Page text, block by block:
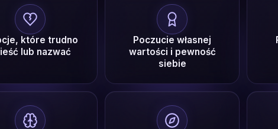
które trudno
lub nazwać
Poczucie własnej
wartości i pewność
siebie